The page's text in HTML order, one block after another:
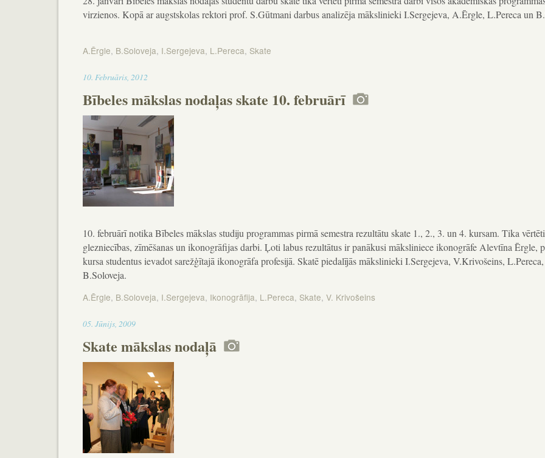
virzienos. Kopā ar augstskolas rektori prof. S.Gūtmani darbus analizēja mākslinieki I.Sergejeva, A.Ērgle, L.Pereca un
A.Ērgle, B.Soloveja, I.Sergejeva, L.Pereca, Skate
10.Februāris,2012
Bībeles mākslas nodaļas skate 10. februārī
10. februārī notika Bībeles mākslas studiju programmas pirmā semestra rezultātu skate 1., 2., 3. un 4. kursam. Tika vērtēti
glezniecības, zīmēšanas un ikonogrāfijas darbi. Ļoti labus rezultātus ir panākusi māksliniece ikonogrāfe Alevtīna Ērgle,
kursa studentus ievadot sarežģītajā ikonogrāfa profesijā. Skatē piedalījās mākslinieki I.Sergejeva, V.Krivošeins, L.Pereca,
B.Soloveja.
A.Ērgle, B.Soloveja, I.Sergejeva, Ikonogrāfija, L.Pereca, Skate,V. Krivošeins
05.Jūnijs,200914:26
Skate mākslas nodaļā